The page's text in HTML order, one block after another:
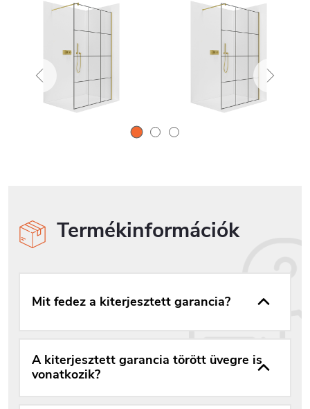
Termékinformációk
Mit fedez a kiterjesztett garancia?
A kiterjesztett garancia törött üvegre is
vonatkozik?